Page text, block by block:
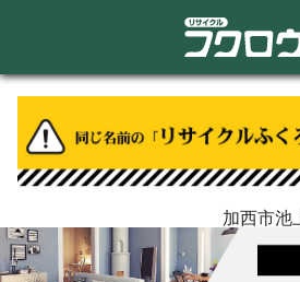
加西市池